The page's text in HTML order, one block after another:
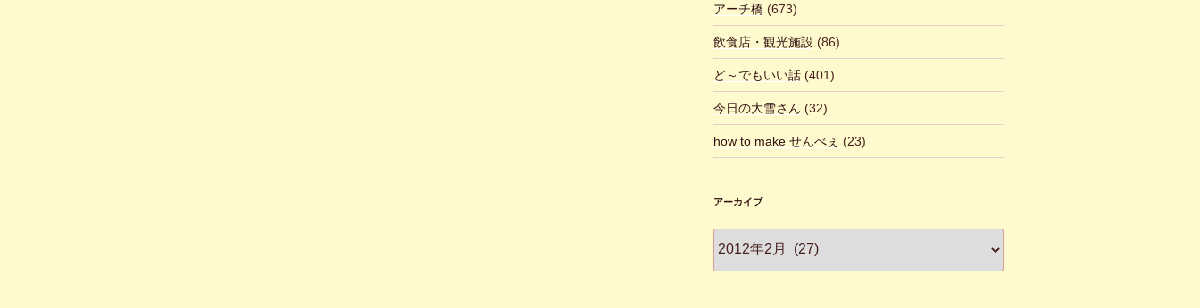
アーチ橋(673)
飲食店・観光施設 (86)
ど～でもいい話(401)
今日の大雪さん (32)
how to make せんべぇ (23)
アーカイブ
ー
カ